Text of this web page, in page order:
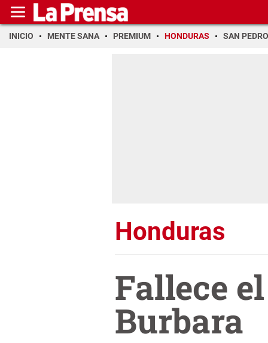
INICIO MENTE SANA PREMIUM HONDURAS SAN PEDRO
Honduras
Fallece
Burbara